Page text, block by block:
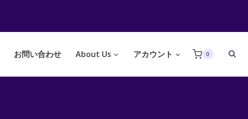
お問い合わせ About Us アカウント 0